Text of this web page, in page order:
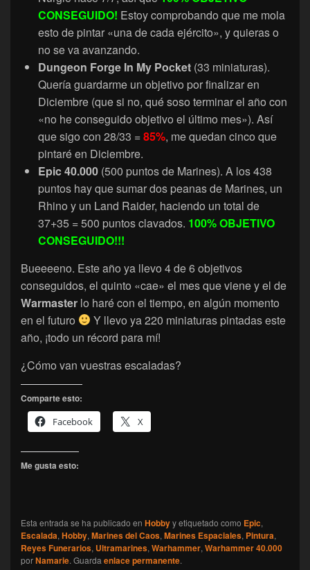
CONSEGUIDO! Estoy comprobando que me mola
esto de pintar «una de cada ejército», y quieras o
no se va avanzando.
Dungeon Forge In My Pocket (33 miniaturas).
Quería guardarme un objetivo por finalizar en
Diciembre (que si no, qué soso terminar el año con
«no he conseguido objetivo el último mes»). Así
que sigo con 28/33 =85%, me quedan cinco que
pintaré en Diciembre.
Epic 40.000 (500 puntos de Marines). A los 438
puntos hay que sumar dos peanas de Marines, un
Rhino y un Land Raider, haciendo un total de
37+35 = 500 puntos clavados. 100% OBJETIVO
CONSEGUIDO!!!
Bueeeeno. Este año ya llevo 4 de 6 objetivos
conseguidos, el quinto «cae» el mes que viene y el de
Warmaster lo haré con el tiempo, en algún momento
en el futuro
Y llevo ya 220 miniaturas pintadas este
año, ¡todo un récord para mí!
¿Cómo van vuestras escaladas?
Comparte esto:
Facebook
X
Me gusta esto:
Esta entrada se ha publicado en Hobbyy etiquetado como Epic,
Escalada, Hobby, Marines del Caos, Marines Espaciales, Pintura,
Reyes Funerarios, Ultramarines, Warhammer, Warhammer 40.000
porNamarie. Guarda enlace permanente.